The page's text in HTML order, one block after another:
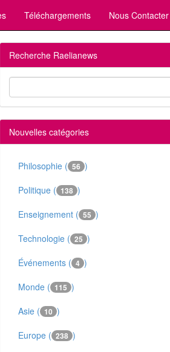
Téléchargements Nous Contacter
Recherche Raelianews
Nouvelles catégories
Philosophie ( 56 )
Politique ( 138 )
Enseignement ( 55 )
Technologie ( 25 )
Événements ( 4 )
Monde ( 115 )
Asie ( 10 )
Europe ( 238 )